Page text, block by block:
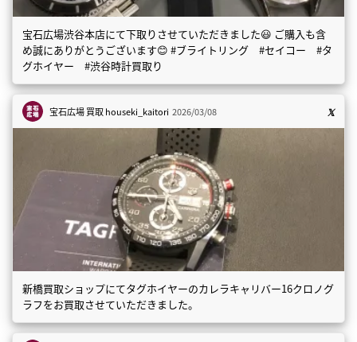
宝石広場渋谷本店にて下取りさせていただきました😃 ご購入も含
め誠にありがとうございます😊 #ブライトリング #セイコー #タ
グホイヤー #渋谷時計買取り
宝石広場 買取houseki_kaitori 2026/03/08
新橋買取ショップにてタグホイヤーのカレラキャリバー16クロノグ
ラフをお買取させていただきました。